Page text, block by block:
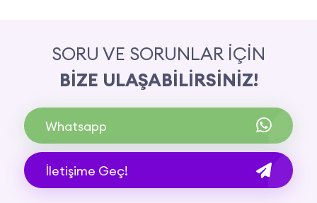
SORU VE SORUNLAR İÇİN
BİZE ULAŞABİLİRSİNİZ!
Whatsapp
İletişime Geç!